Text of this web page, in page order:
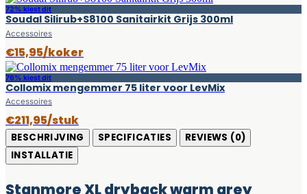
72% kiest dit
Soudal Silirub+S8100 Sanitairkit Grijs 300ml
Accessoires
€15,95/koker
76% kiest dit
Collomix mengemmer 75 liter voor LevMix
Accessoires
€211,95/stuk
BESCHRIJVING SPECIFICATIES
REVIEWS (0)
INSTALLATIE
Stanmore XL dryback warm grey